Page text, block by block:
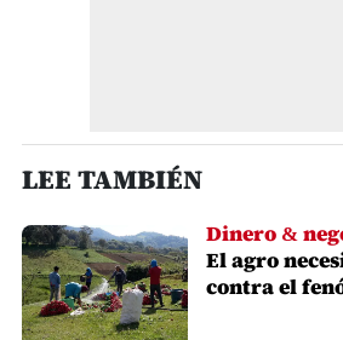
LEE TAMBIÉN
Dinero &
El agro
contra el